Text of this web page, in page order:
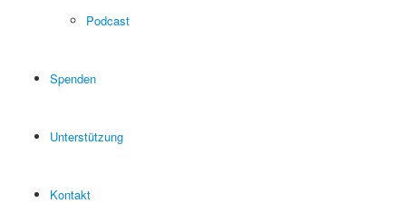
Podcast
Spenden
Unterstützung
Kontakt